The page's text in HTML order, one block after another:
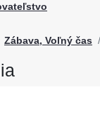
Zábava, Voľný čas